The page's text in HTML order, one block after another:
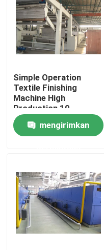
Tentang kami
Tur Pabrik
Kontrol kualitas
Hubungi kami
Permintaan Penawaran
Mesin Finishing Stenter
Simple Operation
Textile Finishing
Machine High
Production 10-
150m/Min
mengirimkan